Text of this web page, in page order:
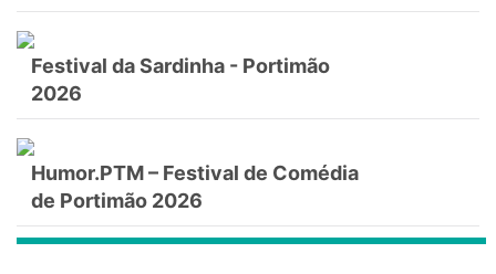
Festival da Sardinha - Portimão
2026
Humor.PTM – Festival de Comédia
de Portimão 2026